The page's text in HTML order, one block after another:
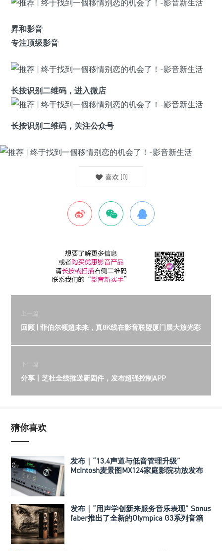
昇和影音
专注顶级影音
长按识别二维码，进入微店
长按识别二维码，关注公众号
喜欢 (0)
上一篇
回顾 | 菲伯尔领超未来，真8K线在影音联盟厦门展大放光彩
下一篇
分享丨芝杜全线推送新固件，发布超强控制APP
猜你喜欢
发布｜“13.4声道与低音管理升级”
McIntosh麦景图MX124家庭影院功放发布
发布｜“用声学创新来服务音乐表现” Sonus
faber推出了全新的Olympica G3系列音箱